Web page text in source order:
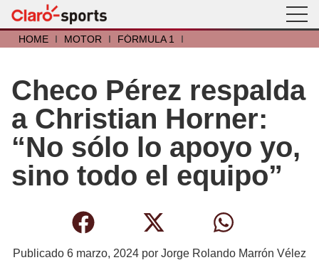
HOME I MOTOR I FÓRMULA 1 I
Checo Pérez respalda
a Christian Horner:
“No sólo lo apoyo yo,
sino todo el equipo”
Publicado 6 marzo, 2024 por Jorge Rolando Marrón Vélez